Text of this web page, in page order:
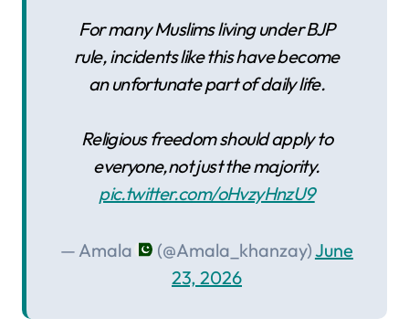
For many Muslims living under BJP
rule, incidents like this have become
an unfortunate part of daily life.
Religious freedom should apply to
everyone,not just the majority.
pic.twitter.com/oHvzyHnzU9
— Amala (@Amala_khanzay)June
23, 2026